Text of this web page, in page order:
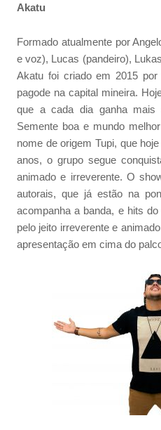
Akatu
Formado atualmente por
e voz), Lucas (pandeiro),
Akatu foi criado em 2015
pagode na capital mineira.
que a cada dia ganha mais
Semente boa e mundo
nome de origem Tupi, que
anos, o grupo segue
animado e irreverente. O
autorais, que já estão na
acompanha a banda, e hits
pelo jeito irreverente e
apresentação em cima do